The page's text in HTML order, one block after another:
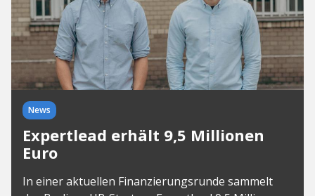
News
Expertlead erhält 9,5 Millionen
Euro
In einer aktuellen Finanzierungsrunde sammelt